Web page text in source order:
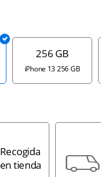
256 GB
iPhone 13 256 GB
Recogida
en tienda